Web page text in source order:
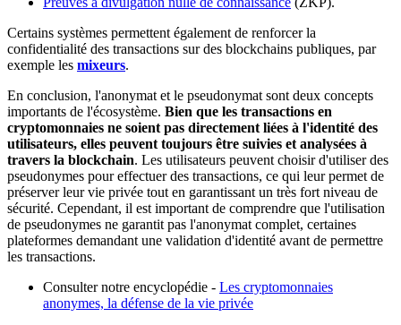
Certains systèmes permettent également de renforcer la
confidentialité des transactions sur des blockchains publiques, par
exemple les mixeurs.
En conclusion, l'anonymat et le pseudonymat sont deux concepts
importants de l'écosystème. Bien que les transactions en
cryptomonnaies ne soient pas directement liées à l'identité des
utilisateurs, elles peuvent toujours être suivies et analysées à
travers la blockchain. Les utilisateurs peuvent choisir d'utiliser des
pseudonymes pour effectuer des transactions, ce qui leur permet de
préserver leur vie privée tout en garantissant un très fort niveau de
sécurité. Cependant, il est important de comprendre que l'utilisation
de pseudonymes ne garantit pas l'anonymat complet, certaines
plateformes demandant une validation d'identité avant de permettre
les transactions.
Consulter notre encyclopédie - Les cryptomonnaies
anonymes, la défense de la vie privée